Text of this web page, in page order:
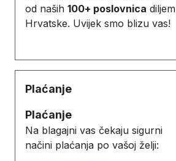
od naših 100+ poslovnica diljem
Hrvatske. Uvijek smo blizu vas!
Plaćanje
Plaćanje
Na blagajni vas čekaju sigurni
načini plaćanja po vašoj želji: